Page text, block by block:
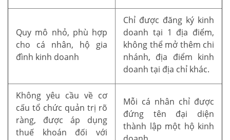
Quy mô nhỏ, phù hợp
cho cá nhân, hộ gia
đình kinh doanh
Chỉ được đăng ký kinh
doanh tại 1 địa điểm,
không thể mở thêm chi
nhánh, địa điểm kinh
doanh tại địa chỉ khác.
Không yêu cầu về cơ
cấu tổ chức quản trị rõ
ràng, được áp dụng
thuế khoán đối với
Mỗi cá nhân chỉ được
đứng tên đại diện
thành lập một hộ kinh